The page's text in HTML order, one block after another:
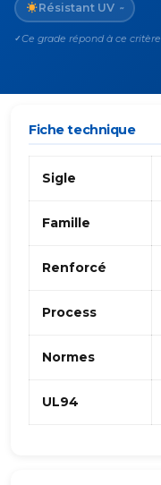
Résistant UV ~
✓ Ce grade répond à ce critère
Fiche technique
Sigle
Famille
Renforcé
Process
Normes
UL94